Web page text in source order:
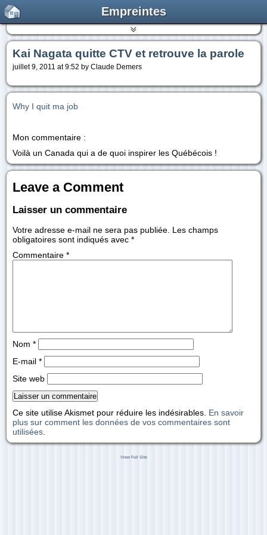
Empreintes
Kai Nagata quitte CTV et retrouve la parole
juillet 9, 2011 at 9:52 by Claude Demers
Why I quit ma job
Mon commentaire :
Voilà un Canada qui a de quoi inspirer les Québécois !
Leave a Comment
Laisser un commentaire
Votre adresse e-mail ne sera pas publiée. Les champs
obligatoires sont indiqués avec *
Commentaire *
Nom *
E-mail *
Site web
Ce site utilise Akismet pour réduire les indésirables. En savoir
plus sur comment les données de vos commentaires sont
utilisées
View Full Site